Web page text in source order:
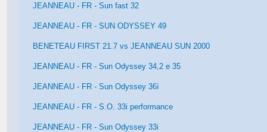
JEANNEAU - FR - Sun fast 32
JEANNEAU - FR - SUN ODYSSEY 49
BENETEAU FIRST 21.7 vs JEANNEAU SUN 2000
JEANNEAU - FR - Sun Odyssey 34,2 e 35
JEANNEAU - FR - Sun Odyssey 36ì
JEANNEAU - FR - S.O. 33i performance
JEANNEAU - FR - Sun Odyssey 33i